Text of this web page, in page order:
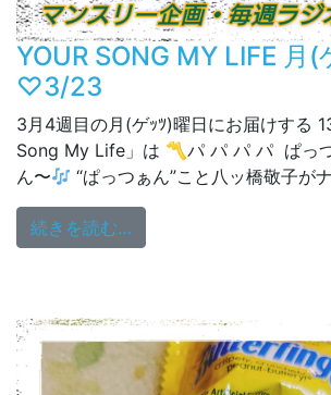
YOUR SONG MY LIFE 月(
♡3/23
3月4週目の月(ゲｯﾂ)曜日にお届けする
Song My Life」は 〽︎パ パ パ パ ぱっ
ん〜
“ぱっつぁん”こと八ッ橋敬子が
続きを読む…